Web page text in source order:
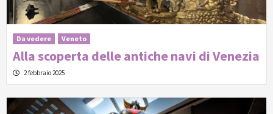
Da vedere Veneto
Alla scoperta delle antiche navi di Venezia
2 febbraio 2025